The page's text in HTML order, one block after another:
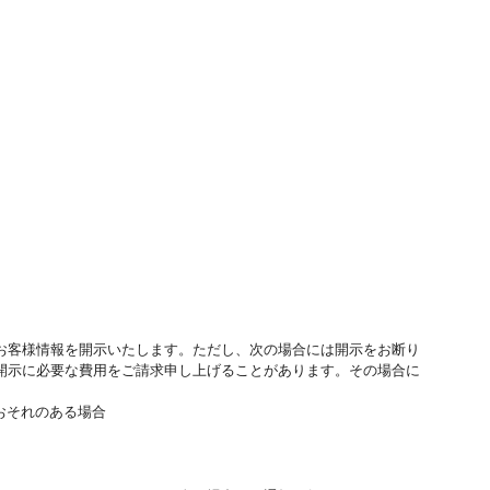
様情報を開示いたします。ただし、次の場合には開示をお断り
に必要な費用をご請求申し上げることがあります。その場合に
それのある場合